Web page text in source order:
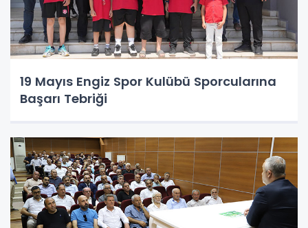
19 Mayıs Engiz Spor Kulübü Sporcularına
Başarı Tebriği